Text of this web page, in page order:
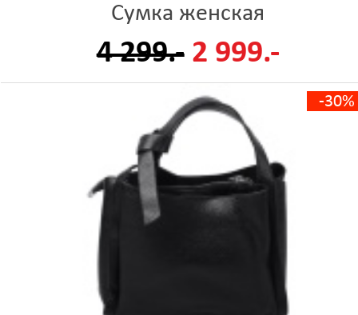
Сумка женская
4 299.- 2 999.-
-30%